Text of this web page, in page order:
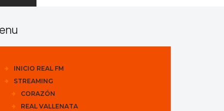
INICIO REAL FM
STREAMING
CORAZÓN
REAL VALLENATA